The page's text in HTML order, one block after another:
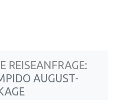
REISEANFRAGE:
AUGUST-